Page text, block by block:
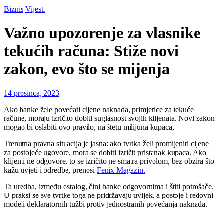
Biznis Vijesti
Važno upozorenje za vlasnike
tekućih računa: Stiže novi
zakon, evo što se mijenja
14 prosinca, 2023
Ako banke žele povećati cijene naknada, primjerice za tekuće
račune, moraju izričito dobiti suglasnost svojih klijenata. Novi zakon
mogao bi oslabiti ovo pravilo, na štetu milijuna kupaca,
Trenutna pravna situacija je jasna: ako tvrtka želi promijeniti cijene
za postojeće ugovore, mora se dobiti izričit pristanak kupaca. Ako
klijenti ne odgovore, to se izričito ne smatra privolom, bez obzira što
kažu uvjeti i odredbe, prenosi Fenix Magazin.
Ta uredba, između ostalog, čini banke odgovornima i štiti potrošače.
U praksi se sve tvrtke toga ne pridržavaju uvijek, a postoje i redovni
modeli deklaratornih tužbi protiv jednostranih povećanja naknada.